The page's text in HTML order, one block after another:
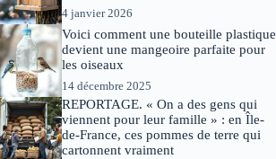
4 janvier 2026
Voici comment une bouteille plastique
devient une mangeoire parfaite pour
les oiseaux
14 décembre 2025
REPORTAGE. « On a des gens qui
viennent pour leur famille » : en Île-
de-France, ces pommes de terre qui
cartonnent vraiment